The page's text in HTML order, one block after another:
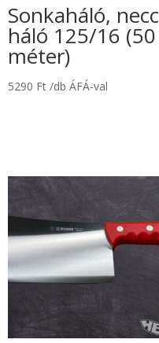
Sonkaháló, necc
háló 125/16 (50
méter)
5290 Ft /db ÁFÁ-val